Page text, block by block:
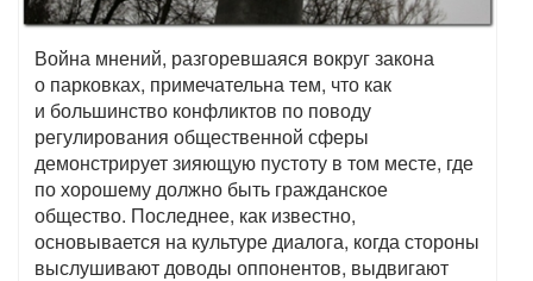
Война мнений, разгоревшаяся вокруг закона
о парковках, примечательна тем, что как
и большинство конфликтов по поводу
регулирования общественной сферы
демонстрирует зияющую пустоту в том месте, где
по хорошему должно быть гражданское
общество. Последнее, как известно,
основывается на культуре диалога, когда стороны
выслушивают доводы оппонентов, выдвигают